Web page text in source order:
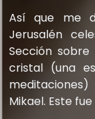
Así que me
Jerusalén
Sección
cristal (una
Mikael. Este